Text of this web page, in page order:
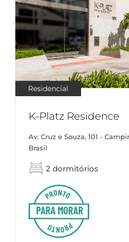
Residencial
K-Platz Residence
Av. Cruz e Souza, 101 -
Brasil
2 dormitórios